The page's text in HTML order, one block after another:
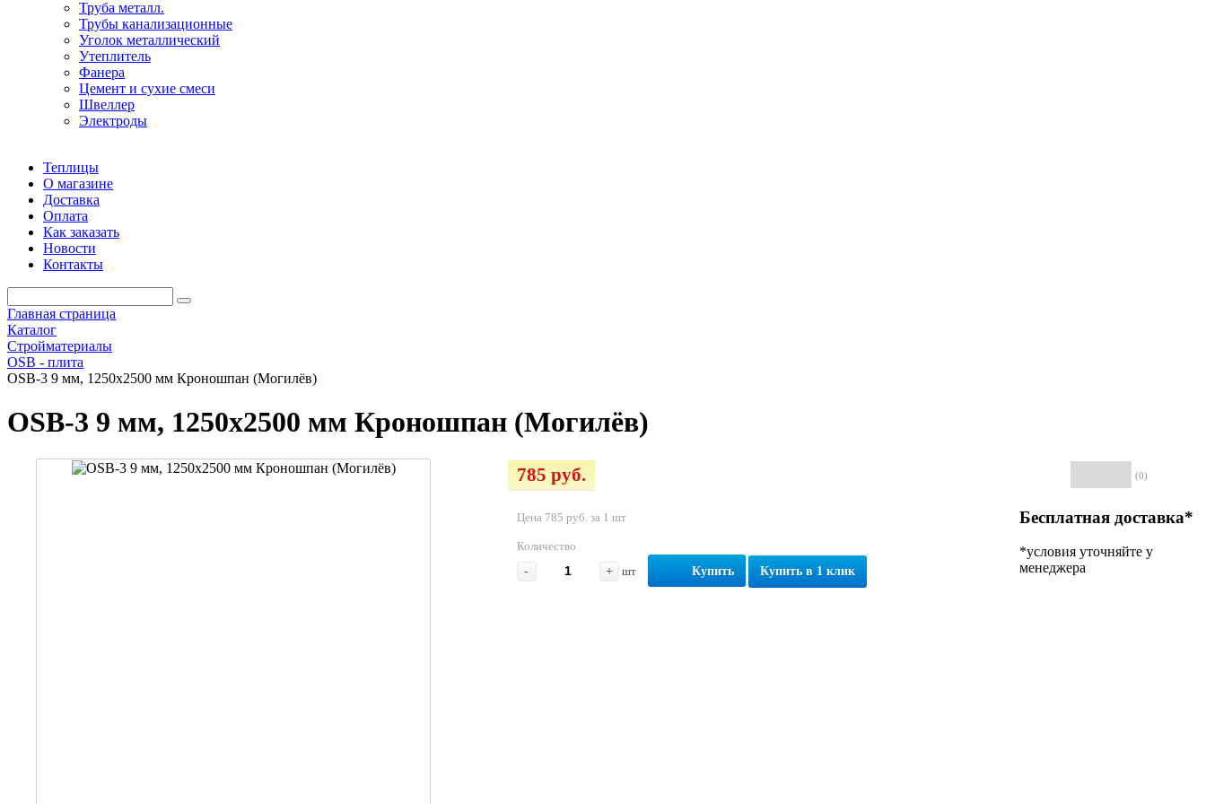
Труба металл.
Трубы канализационные
Уголок металлический
Утеплитель
Фанера
Цемент и сухие смеси
Швеллер
Электроды
Теплицы
О магазине
Доставка
Оплата
Как заказать
Новости
Контакты
Главная страница
Каталог
Стройматериалы
OSB - плита
OSB-3 9 мм, 1250х2500 мм Кроношпан (Могилёв)
OSB-3 9 мм, 1250х2500 мм Кроношпан (Могилёв)
(0)
Бесплатная доставка*
*условия уточняйте у
менеджера
785 руб.
Цена 785 руб. за 1 шт
Количество
-
+ шт Купить Купить в 1 клик